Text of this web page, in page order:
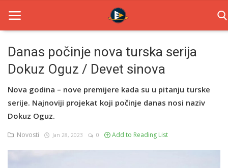
Home
Novosti
TV Serije
Filmovi
Glumci
Danas počinje nova turska serija
Dokuz Oguz / Devet sinova
Nova godina – nove premijere kada su u pitanju turske
serije. Najnoviji projekat koji počinje danas nosi naziv
Dokuz Oguz.
Novosti Jan 28, 2023 0 Add to Reading List